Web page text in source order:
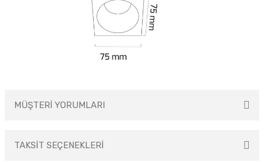
MÜŞTERİ YORUMLARI
TAKSİT SEÇENEKLERİ